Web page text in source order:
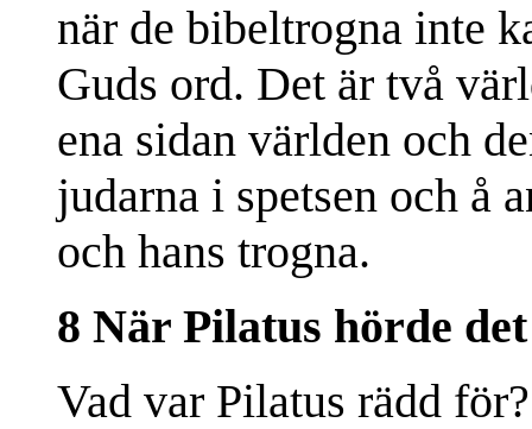
när de bibeltrogna inte
Guds ord. Det är två
ena sidan världen och
judarna i spetsen och å
och hans trogna.
8 När Pilatus hörde
Vad var Pilatus rädd